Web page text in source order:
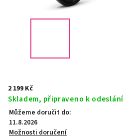
2 199 Kč
Skladem, připraveno k odeslání
Můžeme doručit do:
11.8.2026
Možnosti doručení